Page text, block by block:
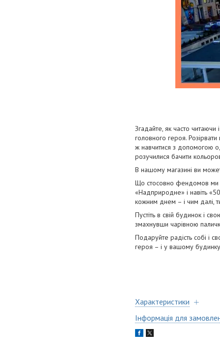
Згадайте, як часто
головного героя.
ж навчитися з допомогою
розучилися бачити
В нашому магазині ви
Що стосовно фендомов ми
«Надприродне» і навіть
кожним днем – і чим далі,
Пустіть в свій будинок і
змахнувши чарівною
Подаруйте радість собі і
героя – і у вашому будинку
Характеристики
Інформація для